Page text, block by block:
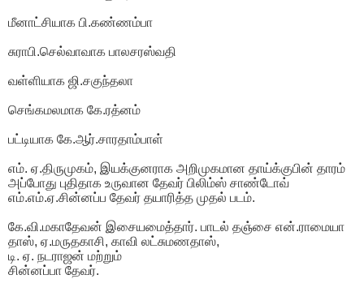
மீனாட்சியாக பி.கண்ணம்பா
சுராபி.செல்வாவாக பாலசரஸ்வதி
வள்ளியாக ஜி.சகுந்தலா
செங்கமலமாக கே.ரத்னம்
பட்டியாக கே.ஆர்.சாரதாம்பாள்
எம். ஏ.திருமுகம், இயக்குனராக அறிமுகமான தாய்க்குபின் தாரம்
அப்போது புதிதாக உருவான தேவர் பிலிம்ஸ் சாண்டோவ்
எம்.எம்.ஏ.சின்னப்ப தேவர் தயாரித்த முதல் படம்.
கே.வி.மகாதேவன் இசையமைத்தார். பாடல் தஞ்சை என்.ராமையா
தாஸ், ஏ.மருதகாசி, காவி லட்சுமணதாஸ்,
டி. ஏ. நடராஜன் மற்றும்
சின்னப்பா தேவர்.